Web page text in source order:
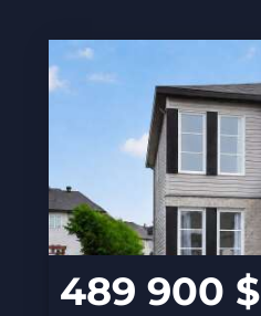
489 900 $